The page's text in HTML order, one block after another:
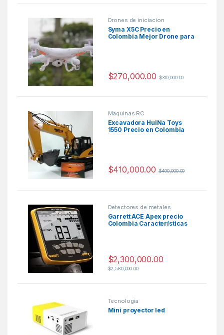
Drones de iniciacion
Syma X5C Precio en
Colombia Mejor Drone para
$270,000.00 $310,000.00
Maquinas RC
Excavadora HuiNa Toys
1550 Precio en Colombia
$410,000.00 $490,000.00
Detectores de metales
Garrett ACE Apex precio
Colombia Características
$2,300,000.00
$2,580,000.00
Tecnologia
Mini proyector led